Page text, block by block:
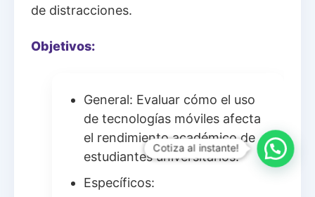
de distracciones.
Objetivos:
General: Evaluar cómo el uso
de tecnologías móviles afecta
el rendimiento académico de
estudiantes universitarios.
Específicos:
Cotiza al instante!